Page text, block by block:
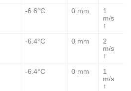
-6.6°C 0 mm
1
m/s
↑
-6.4°C 0 mm
2
m/s
↑
-6.4°C 0 mm
1
m/s
↑